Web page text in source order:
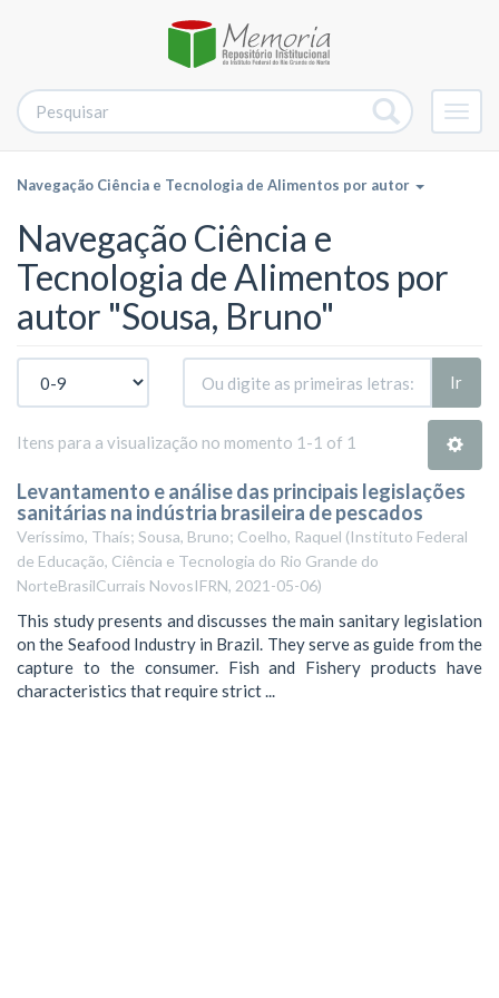
Navegação Ciência e Tecnologia de Alimentos por autor
Navegação Ciência e
Tecnologia de Alimentos por
autor "Sousa, Bruno"
Ir
Itens para a visualização no momento 1-1 of 1
Levantamento e análise das principais legislações
sanitárias na indústria brasileira de pescados
Veríssimo, Thaís; Sousa, Bruno; Coelho, Raquel (Instituto Federal
de Educação, Ciência e Tecnologia do Rio Grande do
NorteBrasilCurrais NovosIFRN, 2021-05-06)
This study presents and discusses the main sanitary legislation
on the Seafood Industry in Brazil. They serve as guide from the
capture to the consumer. Fish and Fishery products have
characteristics that require strict ...